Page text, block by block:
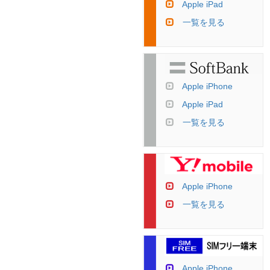
Apple iPad
一覧を見る
Apple iPhone
Apple iPad
一覧を見る
Apple iPhone
一覧を見る